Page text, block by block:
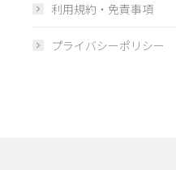
利用規約・免責事項
プライバシーポリシー